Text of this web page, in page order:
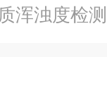
浑浊度检